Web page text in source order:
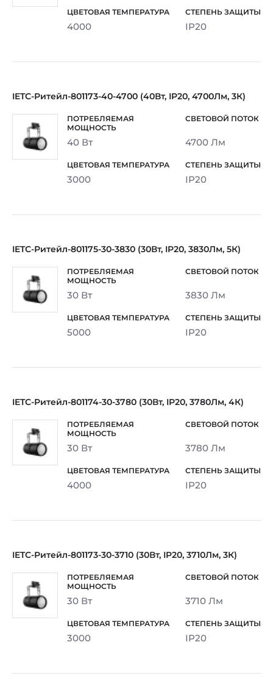
4000 IP20
IETC-Ритейл-801173-40-4700 (40Вт, IP20, 4700Лм, 3К)
40 Вт 4700 Лм
3000 IP20
IETC-Ритейл-801175-30-3830 (30Вт, IP20, 3830Лм, 5К)
30 Вт 3830 Лм
5000 IP20
IETC-Ритейл-801174-30-3780 (30Вт, IP20, 3780Лм, 4К)
30 Вт 3780 Лм
4000 IP20
IETC-Ритейл-801173-30-3710 (30Вт, IP20, 3710Лм, 3К)
30 Вт 3710 Лм
3000 IP20